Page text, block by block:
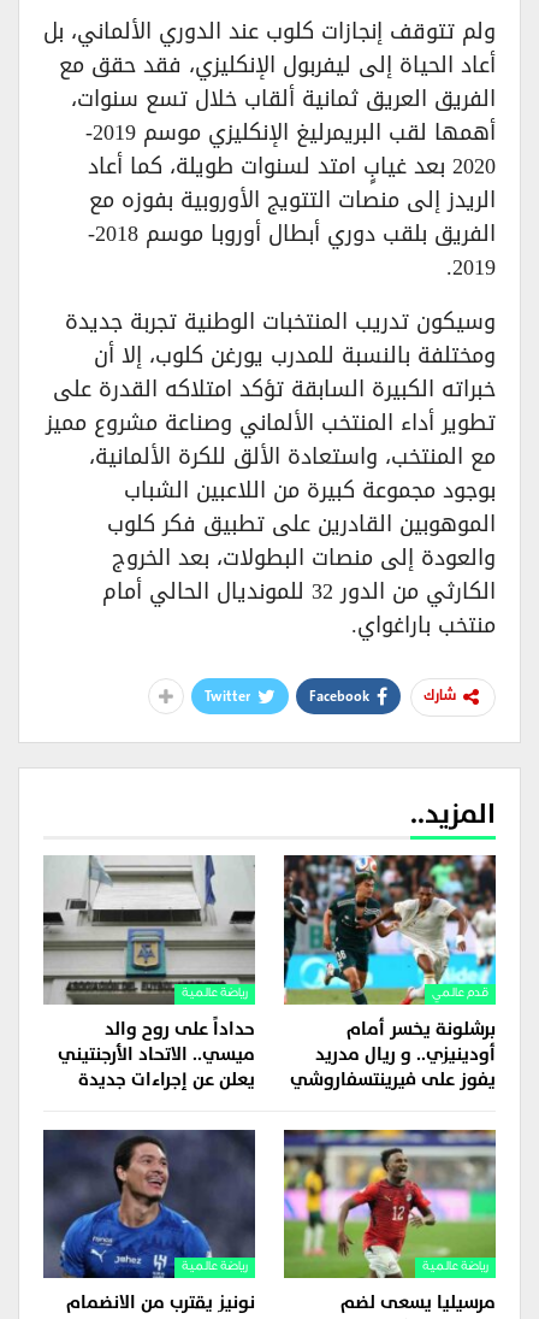
ولم تتوقف إنجازات كلوب عند الدوري الألماني، بل
أعاد الحياة إلى ليفربول الإنكليزي، فقد حقق مع
الفريق العريق ثمانية ألقاب خلال تسع سنوات،
أهمها لقب البريمرليغ الإنكليزي موسم 2019-
2020 بعد غيابٍ امتد لسنوات طويلة، كما أعاد
الريدز إلى منصات التتويج الأوروبية بفوزه مع
الفريق بلقب دوري أبطال أوروبا موسم 2018-
2019.
وسيكون تدريب المنتخبات الوطنية تجربة جديدة
ومختلفة بالنسبة للمدرب يورغن كلوب، إلا أن
خبراته الكبيرة السابقة تؤكد امتلاكه القدرة على
تطوير أداء المنتخب الألماني وصناعة مشروع مميز
مع المنتخب، واستعادة الألق للكرة الألمانية،
بوجود مجموعة كبيرة من اللاعبين الشباب
الموهوبين القادرين على تطبيق فكر كلوب
والعودة إلى منصات البطولات، بعد الخروج
الكارثي من الدور 32 للمونديال الحالي أمام
منتخب باراغواي.
شارك Facebook
Twitter
المزيد..
قدم عالمي
برشلونة يخسر أمام
أودينيزي.. و ريال مدريد
يفوز على فيرينتسفاروشي
رياضة عالمية
حداداً على روح والد
ميسي.. الاتحاد الأرجنتيني
يعلن عن إجراءات جديدة
رياضة عالمية
مرسيليا يسعى لضم
رياضة عالمية
نونيز يقترب من الانضمام